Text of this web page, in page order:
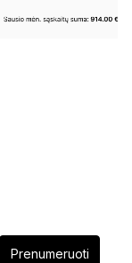
Prenumeruoti